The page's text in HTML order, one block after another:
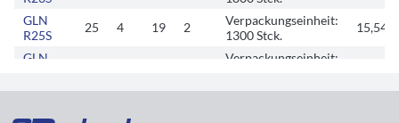
GLN
R25S
25 4 19 2
Verpackungseinheit:
1300 Stck.
15,54
GLN
Verpackungseinheit:
GLN
Verpackungseinheit: